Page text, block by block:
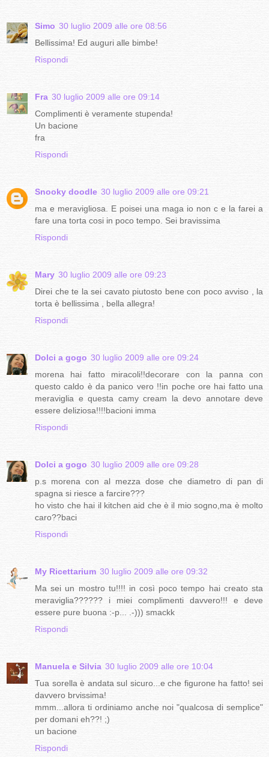
Simo 30 luglio 2009 alle ore 08:56
Bellissima! Ed auguri alle bimbe!
Rispondi
Fra 30 luglio 2009 alle ore 09:14
Complimenti è veramente stupenda!
Un bacione
fra
Rispondi
Snooky doodle 30 luglio 2009 alle ore 09:21
ma e meravigliosa. E poisei una maga io non c e la farei a
fare una torta cosi in poco tempo. Sei bravissima
Rispondi
Mary 30 luglio 2009 alle ore 09:23
Direi che te la sei cavato piutosto bene con poco avviso , la
torta è bellissima , bella allegra!
Rispondi
Dolci a gogo 30 luglio 2009 alle ore 09:24
morena hai fatto miracoli!!decorare con la panna con
questo caldo è da panico vero !!in poche ore hai fatto una
meraviglia e questa camy cream la devo annotare deve
essere deliziosa!!!!bacioni imma
Rispondi
Dolci a gogo 30 luglio 2009 alle ore 09:28
p.s morena con al mezza dose che diametro di pan di
spagna si riesce a farcire???
ho visto che hai il kitchen aid che è il mio sogno,ma è molto
caro??baci
Rispondi
My Ricettarium 30 luglio 2009 alle ore 09:32
Ma sei un mostro tu!!!! in così poco tempo hai creato sta
meraviglia?????? i miei complimenti davvero!!! e deve
essere pure buona :-p... .-))) smackk
Rispondi
Manuela e Silvia 30 luglio 2009 alle ore 10:04
Tua sorella è andata sul sicuro...e che figurone ha fatto! sei
davvero brvissima!
mmm...allora ti ordiniamo anche noi "qualcosa di semplice"
per domani eh??! ;)
un bacione
Rispondi